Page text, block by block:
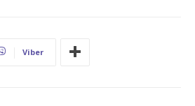
Viber